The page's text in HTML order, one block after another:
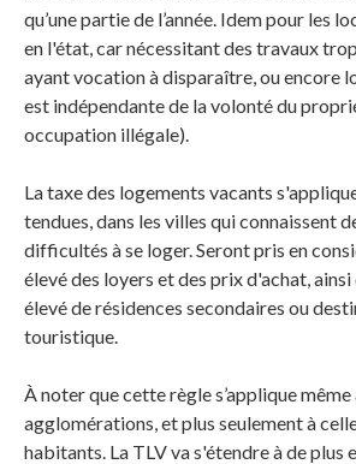
qu’une partie de l’année. Idem pour les
en l'état, car nécessitant des travaux
ayant vocation à disparaître, ou encore
est indépendante de la volonté du
occupation illégale).
La taxe des logements vacants
tendues, dans les villes qui connaissent
difficultés à se loger. Seront pris en
élevé des loyers et des prix d'achat,
élevé de résidences secondaires ou
touristique.
À noter que cette règle s’applique
agglomérations, et plus seulement à
habitants. La TLV va s'étendre à de plus